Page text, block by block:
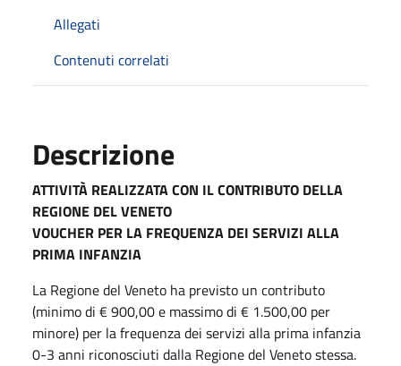
Allegati
Contenuti correlati
Descrizione
ATTIVITÀ REALIZZATA CON IL CONTRIBUTO DELLA
REGIONE DEL VENETO
VOUCHER PER LA FREQUENZA DEI SERVIZI ALLA
PRIMA INFANZIA
La Regione del Veneto ha previsto un contributo
(minimo di € 900,00 e massimo di € 1.500,00 per
minore) per la frequenza dei servizi alla prima infanzia
0-3 anni riconosciuti dalla Regione del Veneto stessa.